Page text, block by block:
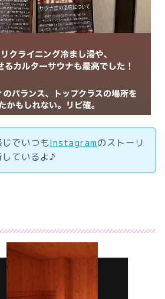
でいつもInstagramのストーリ
ているよ♪